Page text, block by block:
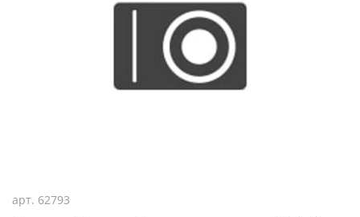
арт. 62793